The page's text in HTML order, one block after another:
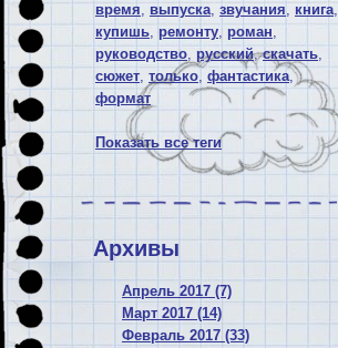
время, выпуска, звучания, книга,
купишь, ремонту, роман,
руководство, русский,скачать,
сюжет, только, фантастика,
формат
Показать все теги
Архивы
Апрель 2017 (7)
Март 2017 (14)
Февраль 2017 (33)